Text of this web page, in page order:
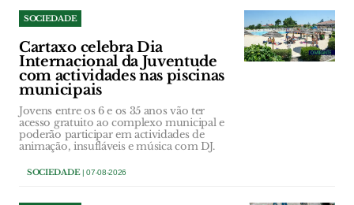
SOCIEDADE
Cartaxo celebra Dia
Internacional da Juventude
com actividades nas piscinas
municipais
Jovens entre os 6 e os 35 anos vão ter
acesso gratuito ao complexo municipal e
poderão participar em actividades de
animação, insufláveis e música com DJ.
SOCIEDADE| 07-08-2026